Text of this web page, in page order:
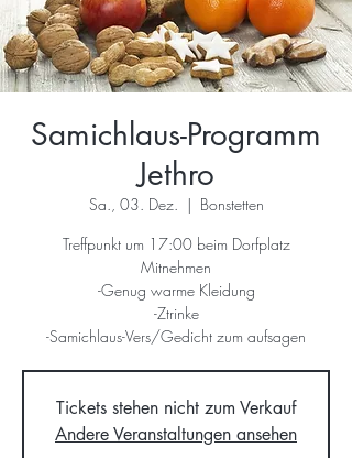
Samichlaus-Programm
Jethro
Sa., 03. Dez.
  |
Bonstetten
Treffpunkt um 17:00 beim Dorfplatz
Mitnehmen
-Genug warme Kleidung
-Ztrinke
-Samichlaus-Vers/Gedicht zum aufsagen
Tickets stehen nicht zum Verkauf
Andere Veranstaltungen ansehen